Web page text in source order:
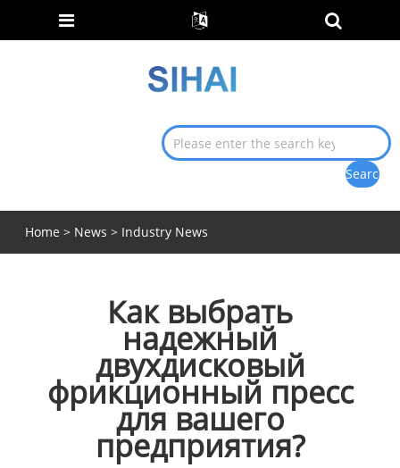
Home > News > Industry News
Как выбрать
надежный
двухдисковый
фрикционный пресс
для вашего
предприятия?